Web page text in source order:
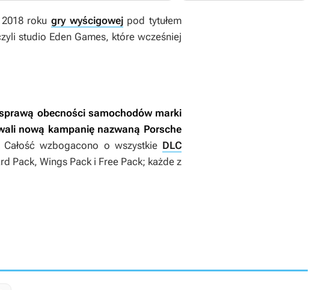
rokugry wyścigowejpod tytułem
studio Eden Games, które wcześniej
obecności samochodów marki
nową kampanię nazwaną Porsche
wzbogacono o wszystkie DLC
Pack, Wings Packi Free Pack; każde z